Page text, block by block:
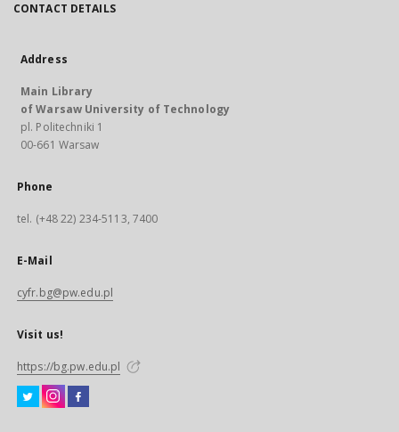
CONTACT DETAILS
Address
Main Library
of Warsaw University of Technology
pl. Politechniki 1
00-661 Warsaw
Phone
tel. (+48 22) 234-5113, 7400
E-Mail
cyfr.bg@pw.edu.pl
Visit us!
https://bg.pw.edu.pl